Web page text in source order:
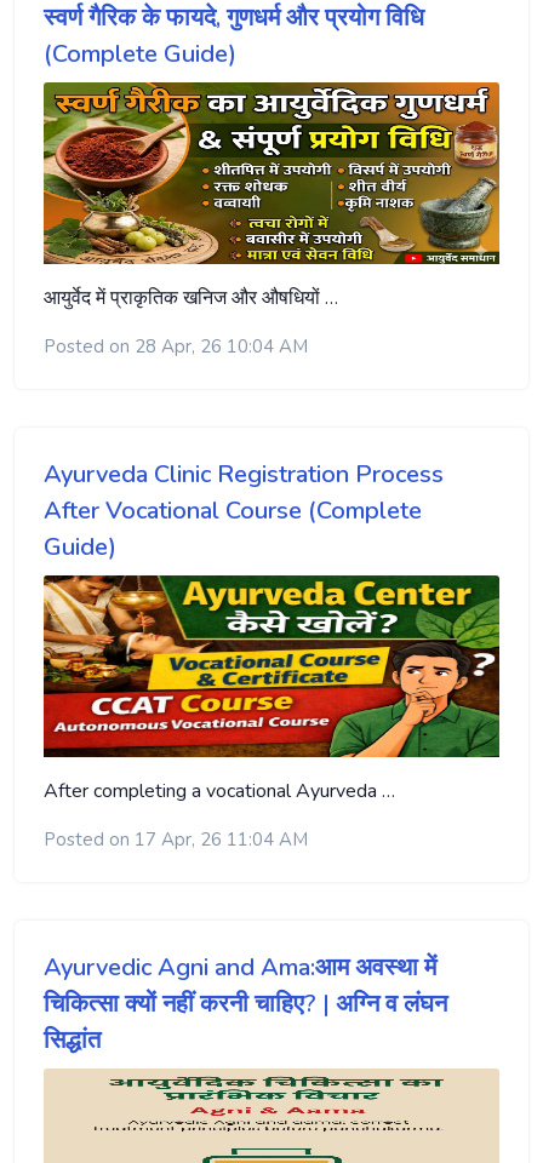
स्वर्ण गैरिक के फायदे, गुणधर्म और प्रयोग विधि
(Complete Guide)
आयुर्वेद में प्राकृतिक खनिज और औषधियों …
Posted on 28 Apr, 26 10:04 AM
Ayurveda Clinic Registration Process
After Vocational Course (Complete
Guide)
After completing a vocational Ayurveda …
Posted on 17 Apr, 26 11:04 AM
Ayurvedic Agni and Ama:आम अवस्था में
चिकित्सा क्यों नहीं करनी चाहिए? | अग्नि व लंघन
सिद्धांत